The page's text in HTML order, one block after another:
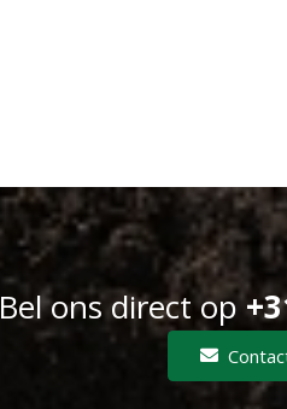
Bel ons direct op